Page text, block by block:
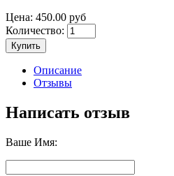
Цена: 450.00 руб
Количество:
Купить
Описание
Отзывы
Написать отзыв
Ваше Имя: